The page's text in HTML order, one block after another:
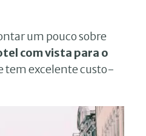
um pouco sobre
com vista para o
tem excelente custo-